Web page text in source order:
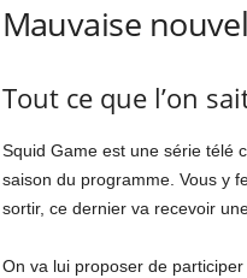
Mauvaise
Tout ce que l’on
Squid Game est une série télé
saison du programme. Vous y
sortir, ce dernier va recevoir
On va lui proposer de